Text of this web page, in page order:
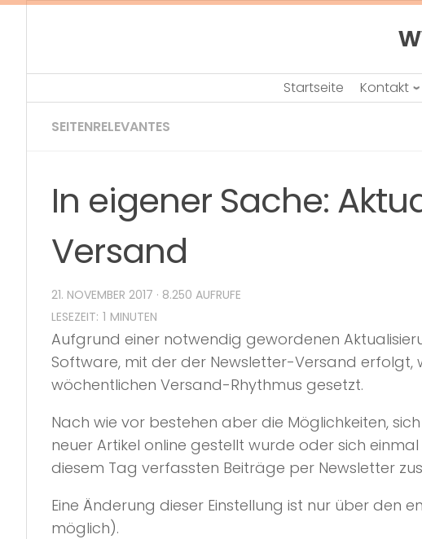
Skip
Startseite Kontakt
SEITENRELEVANTES
In eigener Sache:
Versand
21. NOVEMBER 2017 · 8.250 AUFRUFE
Aufgrund einer notwendig gewordenen
Software, mit der der Newsletter-Versand erfolgt,
wöchentlichen Versand-Rhythmus gesetzt.
Nach wie vor bestehen aber die Möglichkeiten,
neuer Artikel online gestellt wurde oder sich
diesem Tag verfassten Beiträge per Newsletter
Eine Änderung dieser Einstellung ist nur über den
möglich).